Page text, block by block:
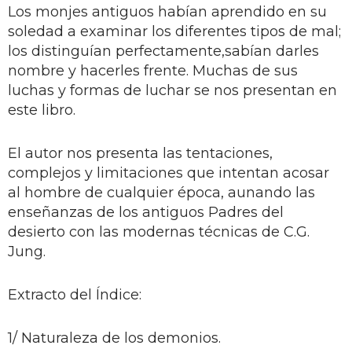
Los monjes antiguos habían aprendido en su
soledad a examinar los diferentes tipos de mal;
los distinguían perfectamente,sabían darles
nombre y hacerles frente. Muchas de sus
luchas y formas de luchar se nos presentan en
este libro.
El autor nos presenta las tentaciones,
complejos y limitaciones que intentan acosar
al hombre de cualquier época, aunando las
enseñanzas de los antiguos Padres del
desierto con las modernas técnicas de C.G.
Jung.
Extracto del Índice:
1/ Naturaleza de los demonios.